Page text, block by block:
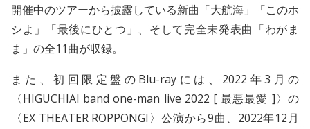
開催中のツアーから披露している新曲「大航海」「このホ
シよ」「最後にひとつ」、そして完全未発表曲「わがま
ま」の全11曲が収録。
また、初回限定盤のBlu-rayには、2022年3月の
〈HIGUCHIAI band one-man live 2022 [ 最悪最愛 ]〉の
〈EX THEATER ROPPONGI〉公演から9曲、2022年12月